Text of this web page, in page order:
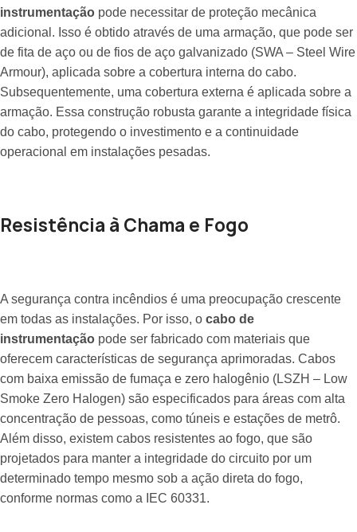
instrumentação pode necessitar de proteção mecânica
adicional. Isso é obtido através de uma armação, que pode ser
de fita de aço ou de fios de aço galvanizado (SWA – Steel Wire
Armour), aplicada sobre a cobertura interna do cabo.
Subsequentemente, uma cobertura externa é aplicada sobre a
armação. Essa construção robusta garante a integridade física
do cabo, protegendo o investimento e a continuidade
operacional em instalações pesadas.
Resistência à Chama e Fogo
A segurança contra incêndios é uma preocupação crescente
em todas as instalações. Por isso, o cabo de
instrumentação pode ser fabricado com materiais que
oferecem características de segurança aprimoradas. Cabos
com baixa emissão de fumaça e zero halogênio (LSZH – Low
Smoke Zero Halogen) são especificados para áreas com alta
concentração de pessoas, como túneis e estações de metrô.
Além disso, existem cabos resistentes ao fogo, que são
projetados para manter a integridade do circuito por um
determinado tempo mesmo sob a ação direta do fogo,
conforme normas como a IEC 60331.